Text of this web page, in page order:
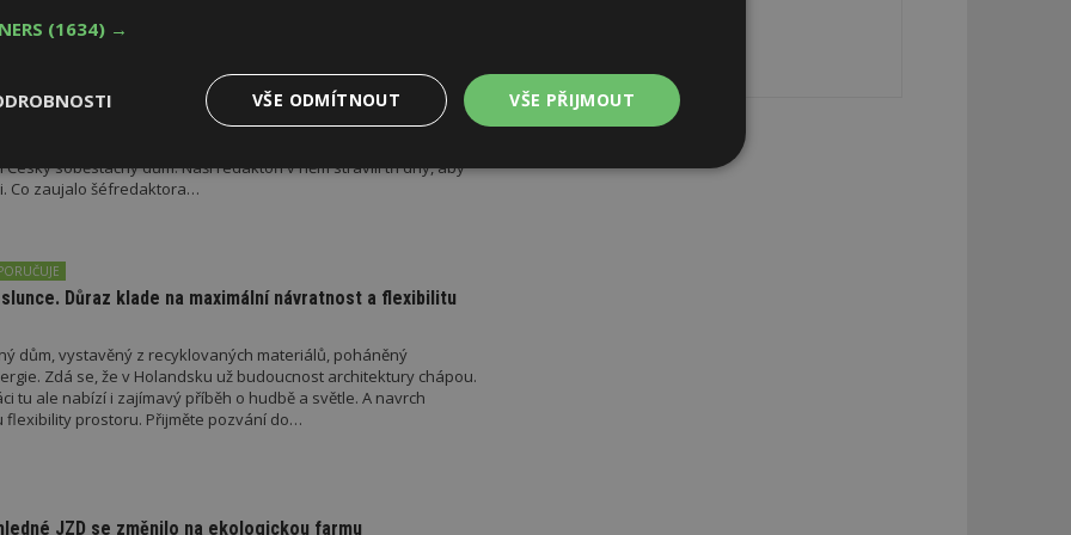
NÁVŠTĚVA NA STAVBĚ
ho!
okolní lesy, zpěv ptáků a bzučení hmyzu. To jsou hlavní atributy
soběstačný dům. Naši redaktoři v něm strávili tři dny, aby
Co zaujalo šéfredaktora…
slunce. Důraz klade na maximální návratnost a flexibilitu
dům, vystavěný z recyklovaných materiálů, poháněný
Zdá se, že v Holandsku už budoucnost architektury chápou.
tu ale nabízí i zajímavý příběh o hudbě a světle. A navrch
flexibility prostoru. Přijměte pozvání do…
JZD se změnilo na ekologickou farmu
(1634) →
VŠE PŘIJMOUT
VŠE ODMÍTNOUT
Výkonové
soubory
Soubory cílení
Funkční
Nezařazené
Výkonové soubory Soubory cílení Funkční soubory
cookie umožňují základní funkce webových stránek, jako je přihlášení uživatele a správa účtu.
bez nezbytně nutných souborů cookie správně používat.
www.estav.cz
minuty
Hotjar o tom, zda je tento návštěvník zahrnut do